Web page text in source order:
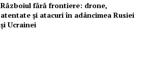
Războiul fără frontiere: drone,
atentate și atacuri în adâncimea Rusiei
și Ucrainei